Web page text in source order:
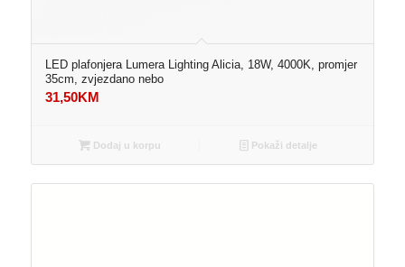
LED plafonjera Lumera Lighting Alicia, 18W, 4000K, promjer
35cm, zvjezdano nebo
31,50KM
Dodaj u korpu Pokaži detalje